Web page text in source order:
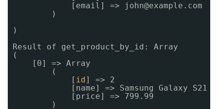
[email] => john@example.com
)
)
Result of get_product_by_id: Array
(
[0] => Array
(
[ id] => 2
[name] => Samsung Galaxy S21
[price] => 799.99
)